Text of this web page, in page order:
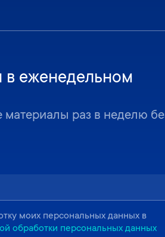
в еженедельном
раз в неделю
моих персональных данных в
обработки персональных данных